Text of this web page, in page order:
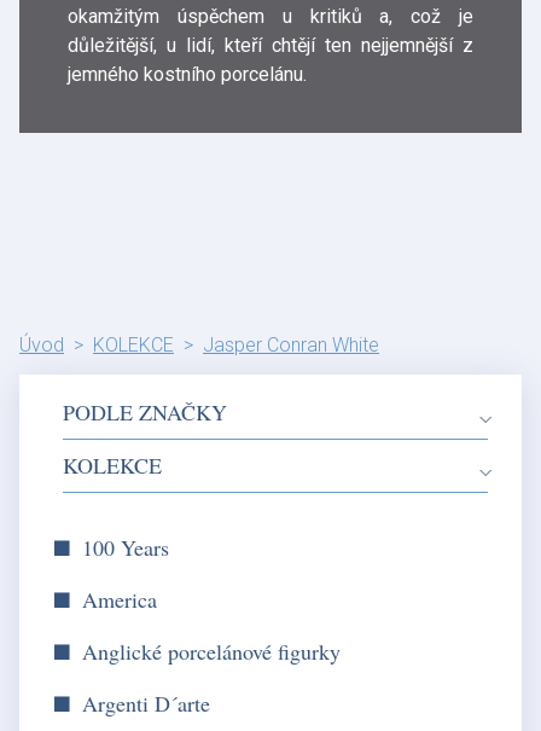
okamžitým úspěchem u kritiků a, což je
důležitější, u lidí, kteří chtějí ten nejjemnější z
jemného kostního porcelánu.
Úvod KOLEKCE Jasper Conran White
PODLE ZNAČKY
KOLEKCE
100 Years
America
Anglické porcelánové figurky
Argenti D´arte